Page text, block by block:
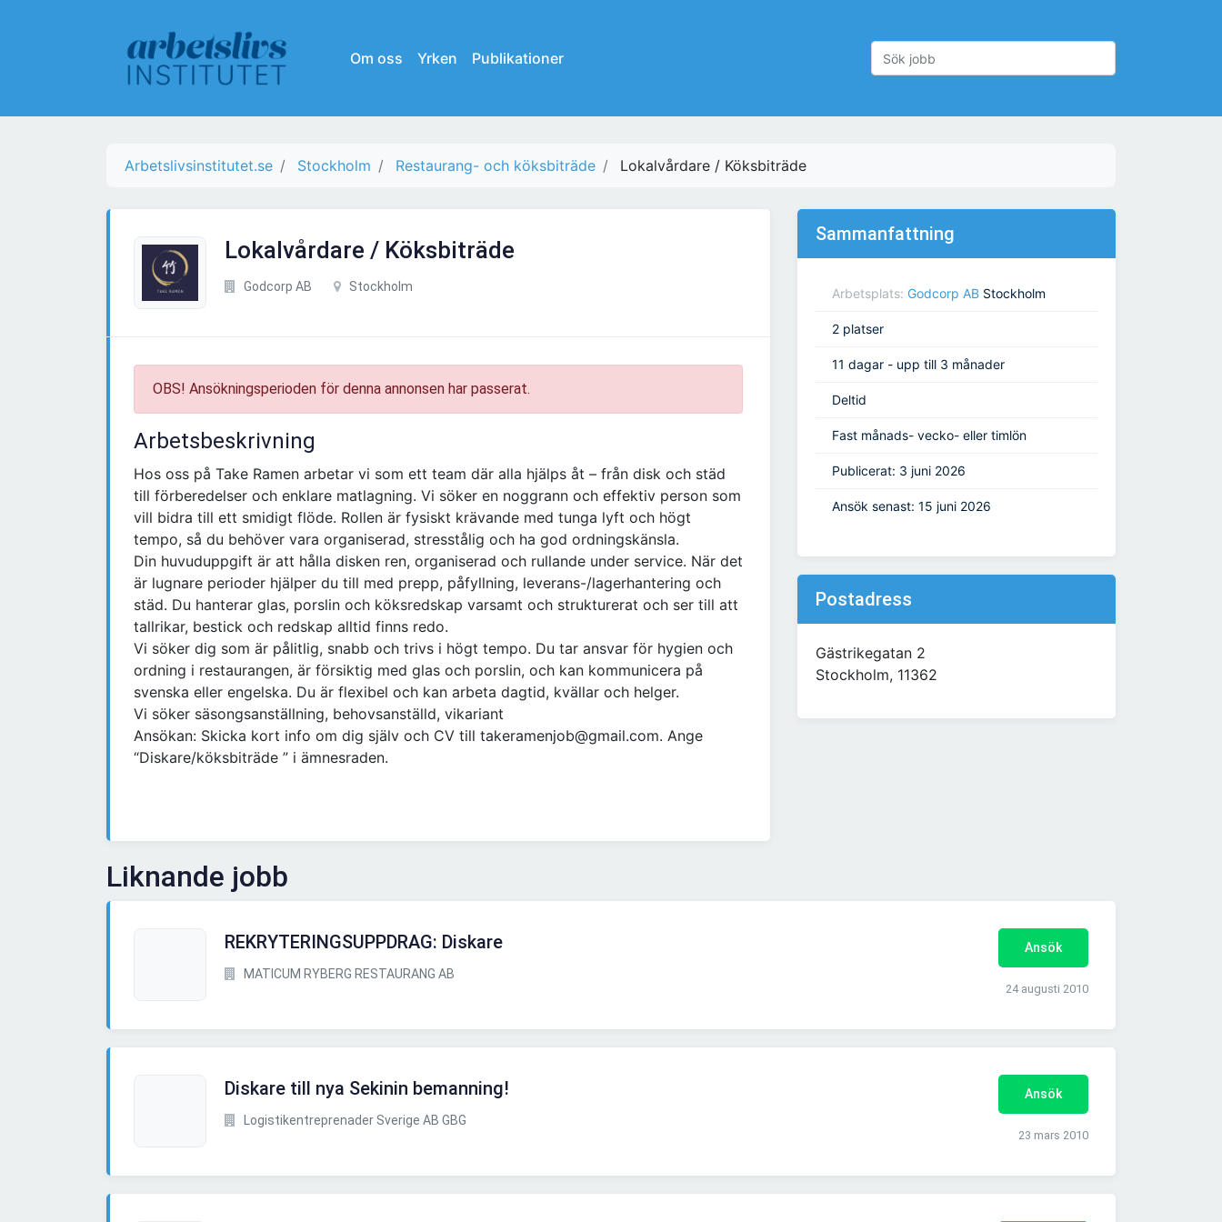
Om oss Yrken Publikationer
Arbetslivsinstitutet.se Stockholm Restaurang- och köksbiträde Lokalvårdare / Köksbiträde
Lokalvårdare / Köksbiträde
Godcorp AB Stockholm
OBS! Ansökningsperioden för denna annonsen har passerat.
Arbetsbeskrivning
Hos oss på Take Ramen arbetar vi som ett team där alla hjälps åt – från disk och städ
till förberedelser och enklare matlagning. Vi söker en noggrann och effektiv person som
vill bidra till ett smidigt flöde. Rollen är fysiskt krävande med tunga lyft och högt
tempo, så du behöver vara organiserad, stresstålig och ha god ordningskänsla.
Din huvuduppgift är att hålla disken ren, organiserad och rullande under service. När det
är lugnare perioder hjälper du till med prepp, påfyllning, leverans-/lagerhantering och
städ. Du hanterar glas, porslin och köksredskap varsamt och strukturerat och ser till att
tallrikar, bestick och redskap alltid finns redo.
Vi söker dig som är pålitlig, snabb och trivs i högt tempo. Du tar ansvar för hygien och
ordning i restaurangen, är försiktig med glas och porslin, och kan kommunicera på
svenska eller engelska. Du är flexibel och kan arbeta dagtid, kvällar och helger.
Vi söker säsongsanställning, behovsanställd, vikariant
Ansökan: Skicka kort info om dig själv och CV till takeramenjob@gmail.com. Ange
“Diskare/köksbiträde ” i ämnesraden.
Sammanfattning
Arbetsplats: Godcorp AB Stockholm
2 platser
11 dagar - upp till 3 månader
Deltid
Fast månads- vecko- eller timlön
Publicerat: 3 juni 2026
Ansök senast: 15 juni 2026
Postadress
Gästrikegatan 2
Stockholm, 11362
Liknande jobb
REKRYTERINGSUPPDRAG: Diskare
MATICUM RYBERG RESTAURANG AB
Ansök
24 augusti 2010
Diskare till nya Sekinin bemanning!
Logistikentreprenader Sverige AB GBG
Ansök
23 mars 2010